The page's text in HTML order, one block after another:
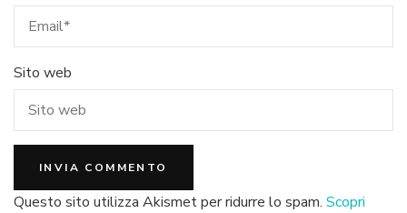
Sito web
Questo sito utilizza Akismet per ridurre lo spam. Scopri